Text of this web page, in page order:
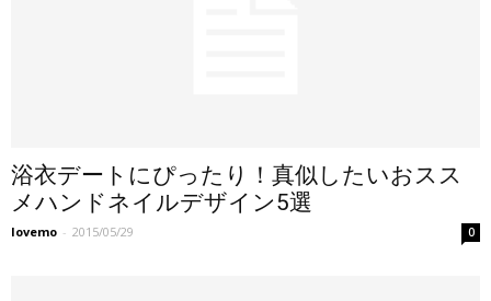
浴衣デートにぴったり！真似したいおスス
メハンドネイルデザイン5選
lovemo - 2015/05/29 0